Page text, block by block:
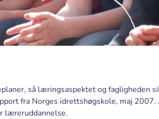
så læringsaspektet og fagligheden
fra Norges idrettshøgskole, maj 2007.
læreruddannelse.